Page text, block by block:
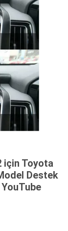
için Toyota
Destek